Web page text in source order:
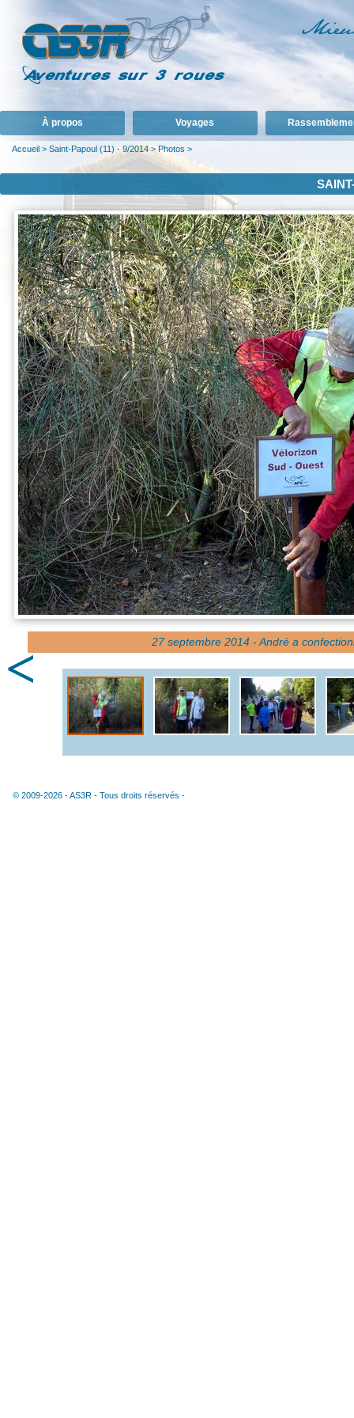
À propos Voyages
Accueil > Saint-Papoul (11) - 9/2014> Photos >
27 septembre 2014 - André a
<
© 2009-2026 -AS3R - Tous droits réservés -